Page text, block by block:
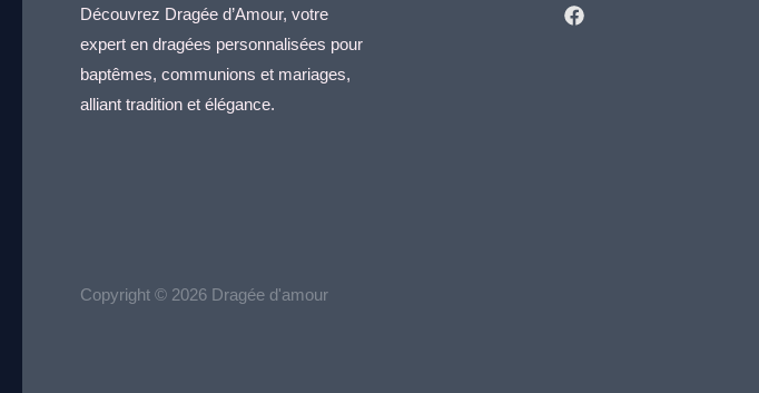
Découvrez Dragée d’Amour, votre
expert en dragées personnalisées pour
baptêmes, communions et mariages,
alliant tradition et élégance.
Copyright © 2026 Dragée d'amour